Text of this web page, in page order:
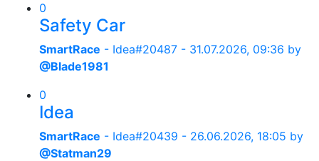
0
Safety Car
SmartRace - Idea#20487 - 31.07.2026, 09:36 by
@Blade1981
0
Idea
SmartRace - Idea#20439 - 26.06.2026, 18:05 by
@Statman29